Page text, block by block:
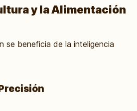
y la Alimentación
se beneficia de la inteligencia